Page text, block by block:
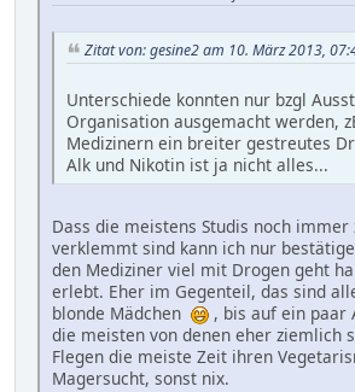
Zitat von: gesine2 am 10. März 2013,
Unterschiede konnten nur bzgl
Organisation ausgemacht werden,
Medizinern ein breiter gestreutes
Alk und Nikotin ist ja nicht alles...
Dass die meistens Studis noch
verklemmt sind kann ich nur
den Mediziner viel mit Drogen geht
erlebt. Eher im Gegenteil, das sind
blonde Mädchen
, bis auf ein paar
die meisten von denen eher ziemlich
Flegen die meiste Zeit ihren
Magersucht, sonst nix.